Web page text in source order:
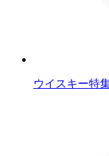
ウイスキー特